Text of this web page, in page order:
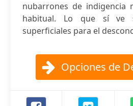
nubarrones de indigencia
habitual. Lo que sí ve
superficiales para el
Opciones de